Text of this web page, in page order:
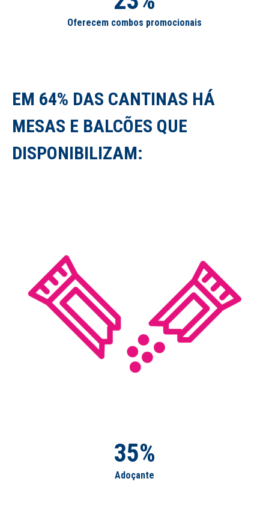
Oferecem combos promocionais
EM 64% DAS CANTINAS HÁ
MESAS E BALCÕES QUE
DISPONIBILIZAM:
35%
Adoçante